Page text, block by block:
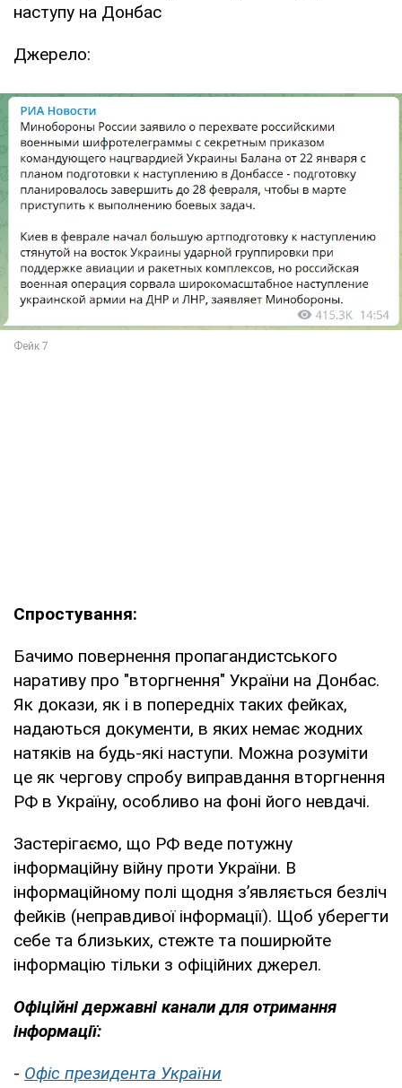
наступу на Донбас
Джерело:
Спростування:
Бачимо повернення пропагандистського
наративу про "вторгнення" України на Донбас.
Як докази, як і в попередніх таких фейках,
надаються документи, в яких немає жодних
натяків на будь-які наступи. Можна розуміти
це як чергову спробу виправдання вторгнення
РФ в Україну, особливо на фоні його невдачі.
Застерігаємо, що РФ веде потужну
інформаційну війну проти України. В
інформаційному полі щодня з’являється безліч
фейків (неправдивої інформації). Щоб уберегти
себе та близьких, стежте та поширюйте
інформацію тільки з офіційних джерел.
Офіційні державні канали для отримання
інформації:
- Офіс президента України